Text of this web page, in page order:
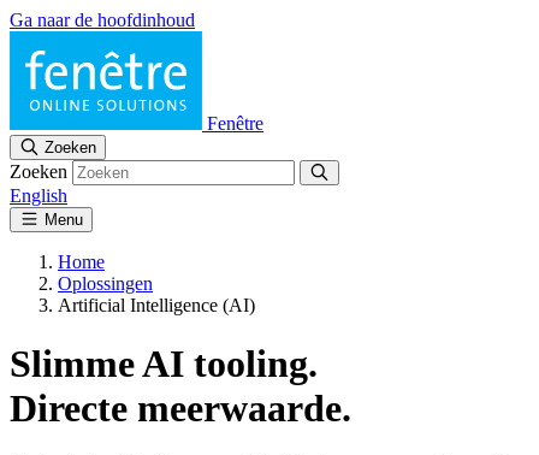
Ga naar de hoofdinhoud
Fenêtre
Zoeken
Zoeken
English
Menu
Home
Oplossingen
Artificial Intelligence (AI)
Slimme AI tooling.
Directe meerwaarde.